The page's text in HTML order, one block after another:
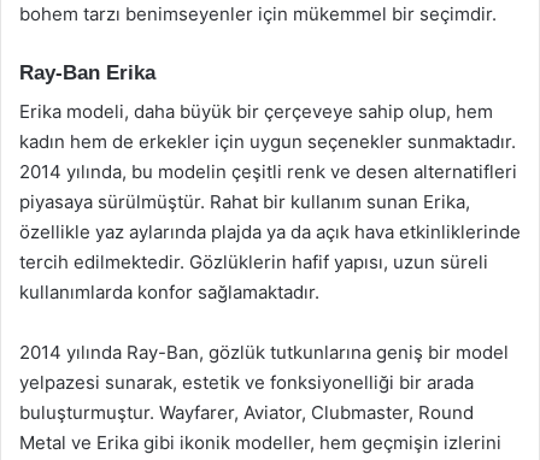
bohem tarzı benimseyenler için mükemmel bir seçimdir.
Ray-Ban Erika
Erika modeli, daha büyük bir çerçeveye sahip olup, hem
kadın hem de erkekler için uygun seçenekler sunmaktadır.
2014 yılında, bu modelin çeşitli renk ve desen alternatifleri
piyasaya sürülmüştür. Rahat bir kullanım sunan Erika,
özellikle yaz aylarında plajda ya da açık hava etkinliklerinde
tercih edilmektedir. Gözlüklerin hafif yapısı, uzun süreli
kullanımlarda konfor sağlamaktadır.
2014 yılında Ray-Ban, gözlük tutkunlarına geniş bir model
yelpazesi sunarak, estetik ve fonksiyonelliği bir arada
buluşturmuştur. Wayfarer, Aviator, Clubmaster, Round
Metal ve Erika gibi ikonik modeller, hem geçmişin izlerini